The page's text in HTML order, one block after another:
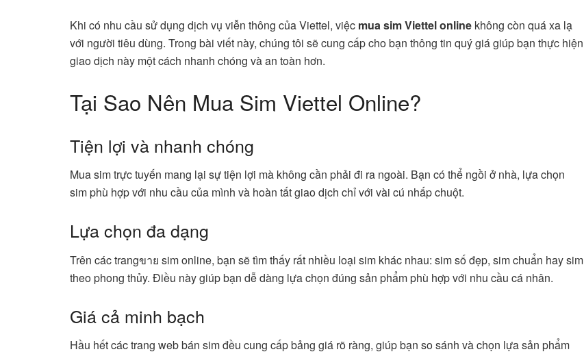
Khi có nhu cầu sử dụng dịch vụ viễn thông của Viettel, việc mua sim Viettel online không còn quá xa lạ
với người tiêu dùng. Trong bài viết này, chúng tôi sẽ cung cấp cho bạn thông tin quý giá giúp bạn thực hiện
giao dịch này một cách nhanh chóng và an toàn hơn.
Tại Sao Nên Mua Sim Viettel Online?
Tiện lợi và nhanh chóng
Mua sim trực tuyến mang lại sự tiện lợi mà không cần phải đi ra ngoài. Bạn có thể ngồi ở nhà, lựa chọn
sim phù hợp với nhu cầu của mình và hoàn tất giao dịch chỉ với vài cú nhấp chuột.
Lựa chọn đa dạng
Trên các trangขาย sim online, bạn sẽ tìm thấy rất nhiều loại sim khác nhau: sim số đẹp, sim chuẩn hay sim
theo phong thủy. Điều này giúp bạn dễ dàng lựa chọn đúng sản phẩm phù hợp với nhu cầu cá nhân.
Giá cả minh bạch
Hầu hết các trang web bán sim đều cung cấp bảng giá rõ ràng, giúp bạn so sánh và chọn lựa sản phẩm